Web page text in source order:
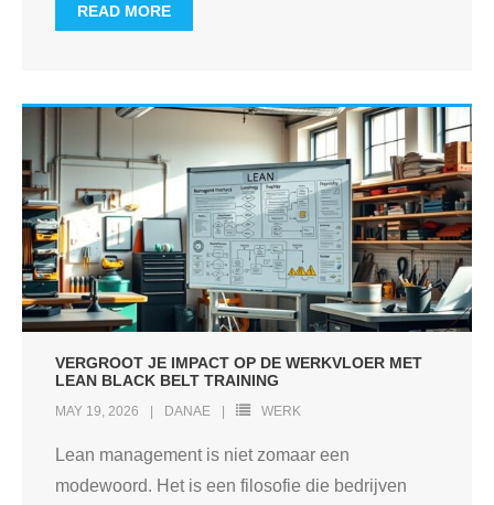
READ MORE
VERGROOT JE IMPACT OP DE WERKVLOER MET
LEAN BLACK BELT TRAINING
MAY 19, 2026 DANAE WERK
Lean management is niet zomaar een
modewoord. Het is een filosofie die bedrijven